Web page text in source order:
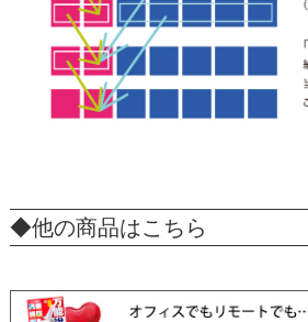
◆他の商品はこちら